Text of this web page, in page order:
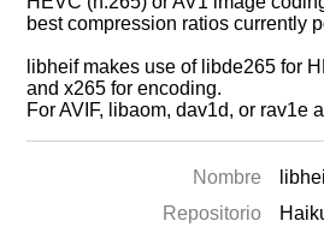
best compression ratios currently
libheif makes use of libde265 for
and x265 for encoding.
For AVIF, libaom, dav1d, or rav1e
Nombre
Repositorio